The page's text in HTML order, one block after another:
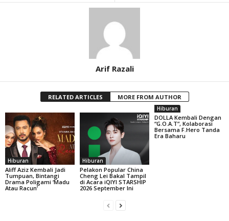
Arif Razali
RELATED ARTICLES MORE FROM AUTHOR
Hiburan
Aliff Aziz Kembali Jadi
Tumpuan, Bintangi
Drama Poligami ‘Madu
Atau Racun’
Hiburan
Pelakon Popular China
Cheng Lei Bakal Tampil
di Acara iQIYI STARSHIP
2026 September Ini
Hiburan
DOLLA Kembali Dengan
“G.O.A.T”, Kolaborasi
Bersama F.Hero Tanda
Era Baharu